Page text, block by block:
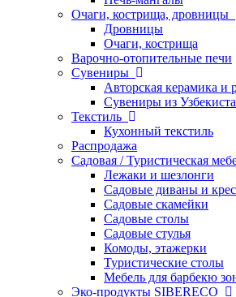
Очаги, кострища, дровницы
Дровницы
Очаги, кострища
Варочно-отопительные печи
Сувениры
Авторская керамика и
Сувениры из
Текстиль
Кухонный текстиль
Распродажа
Садовая / Туристическая
Лежаки и шезлонги
Садовые диваны и
Садовые скамейки
Садовые столы
Садовые стулья
Комоды, этажерки
Туристические столы
Мебель для барбекю
Эко-продукты SIBERECO